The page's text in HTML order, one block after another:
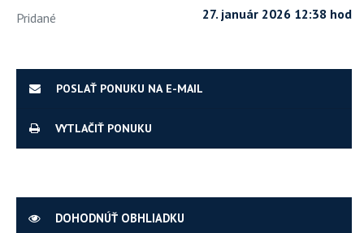
Pridané
27. január 2026 12:38 hod
POSLAŤ PONUKU NA E-MAIL
VYTLAČIŤ PONUKU
DOHODNÚŤ OBHLIADKU